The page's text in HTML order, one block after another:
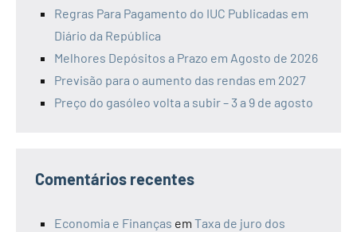
Regras Para Pagamento do IUC Publicadas em
Diário da República
Melhores Depósitos a Prazo em Agosto de 2026
Previsão para o aumento das rendas em 2027
Preço do gasóleo volta a subir – 3 a 9 de agosto
Comentários recentes
Economia e Finanças em Taxa de juro dos